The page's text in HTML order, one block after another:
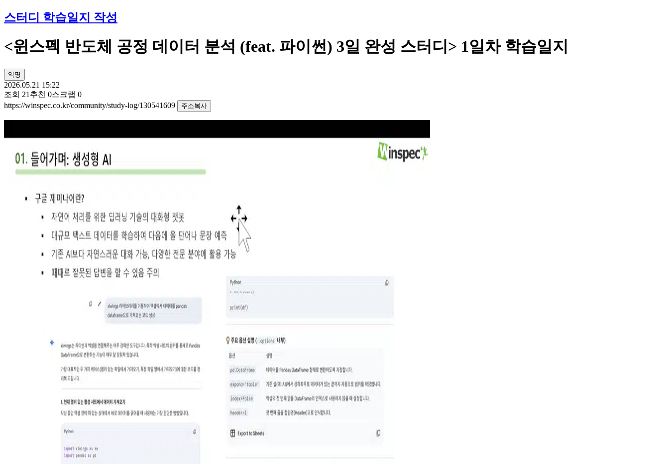
스터디 학습일지 작성
<윈스펙 반도체 공정 데이터 분석 (feat. 파이썬) 3일 완성 스터디> 1일차 학습일지
익명
2026.05.21 15:22
조회 21 추천 0스크랩 0
https://winspec.co.kr/community/study-log/130541609
주소복사